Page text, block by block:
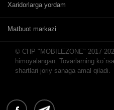
Xaridorlarga yordam
Matbuot markazi
© CHP "MOBILEZONE" 2017-
himoyalangan. Tovarlarning
shartlari joriy sanaga amal qiladi.